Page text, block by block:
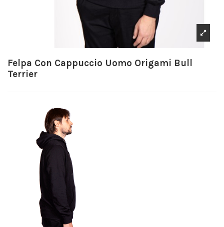
Felpa Con Cappuccio Uomo Origami Bull
Terrier